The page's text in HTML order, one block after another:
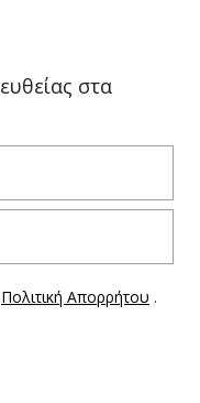
στα
Πολιτική Απορρήτου .